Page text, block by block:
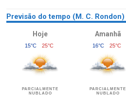
Previsão do tempo (M. C. Rondon)
Hoje
15°C 25°C
PARCIALMENTE
NUBLADO
Amanhã
16°C 25°C
PARCIALMENTE
NUBLADO